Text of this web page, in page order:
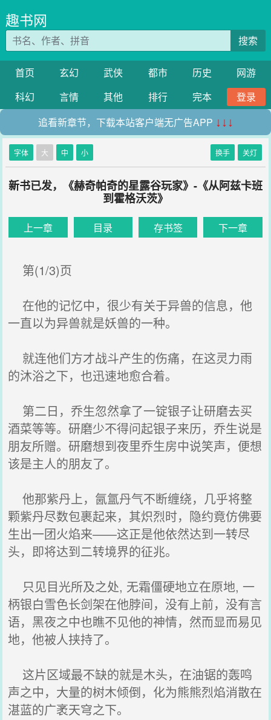
趣书网
搜索
首页 玄幻 武侠 都市 历史
网游
科幻
言情 其他 排行 完本
登录
追看新章节，下载本站客户端无广告APP ↓↓↓
字体 大 中 小 换手 关灯
新书已发，《赫奇帕奇的星露谷玩家》-《从阿兹卡班
到霍格沃茨》
上一章 目录 存书签 下一章
第(1/3)页
在他的记忆中，很少有关于异兽的信息，他
一直以为异兽就是妖兽的一种。
就连他们方才战斗产生的伤痛，在这灵力雨
的沐浴之下，也迅速地愈合着。
第二日，乔生忽然拿了一锭银子让研磨去买
酒菜等等。研磨少不得问起银子来历，乔生说是
朋友所赠。研磨想到夜里乔生房中说笑声，便想
该是主人的朋友了。
他那紫丹上，氤氲丹气不断缠绕，几乎将整
颗紫丹尽数包裹起来，其炽烈时，隐约竟仿佛要
生出一团火焰来——这正是他依然达到一转尽
头，即将达到二转境界的征兆。
只见目光所及之处, 无霜僵硬地立在原地, 一
柄银白雪色长剑架在他脖间，没有上前，没有言
语，黑夜之中也瞧不见他的神情，然而显而易见
地，他被人挟持了。
这片区域最不缺的就是木头，在油锯的轰鸣
声之中，大量的树木倾倒，化为熊熊烈焰消散在
湛蓝的广袤天穹之下。